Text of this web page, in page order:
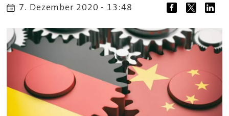
7. Dezember 2020 - 13:48